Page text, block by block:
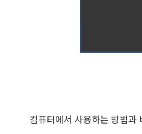
컴퓨터에서 사용하는 방법과